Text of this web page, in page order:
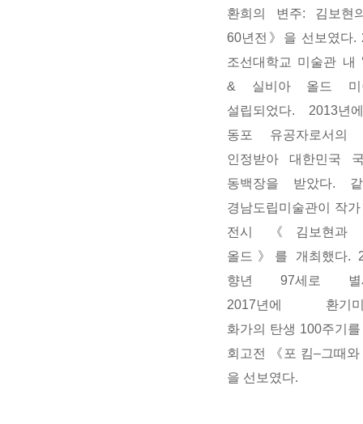
환희의 변주: 김보현
60년전》을 선보였다.
조선대학교 미술관 내
& 실비아 올드 미
설립되었다. 2013년
동포 유공자로서의
인정받아 대한민국
동백장을 받았다.
경남도립미술관이 작
전시 《김보현과
올드》를 개최했다.
향년 97세로 별
2017년에 환기미
화가의 탄생 100주기
회고전 《포 킴–그때
을 선보였다.